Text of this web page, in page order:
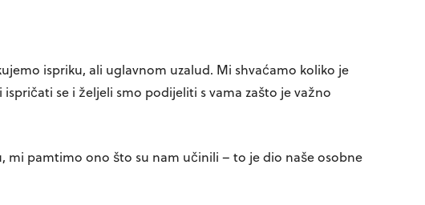
ispriku, ali uglavnom uzalud. Mi shvaćamo koliko je
se i željeli smo podijeliti s vama zašto je važno
mi pamtimo ono što su nam učinili – to je dio naše osobne